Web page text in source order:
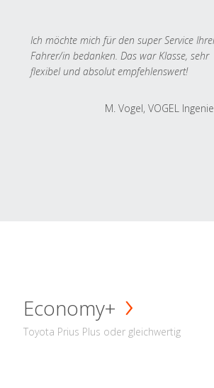
Ich möchte mich für den super Service
Fahrer/in bedanken. Das war Klasse, sehr
flexibel und absolut empfehlenswert!
M. Vogel, VOGEL
Economy+
Toyota Prius Plus oder gleichwertig